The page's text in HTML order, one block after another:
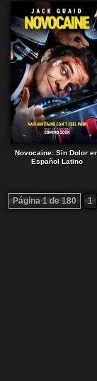
Novocaine: Sin Dolor
Español Latino
Página 1 de 180 1